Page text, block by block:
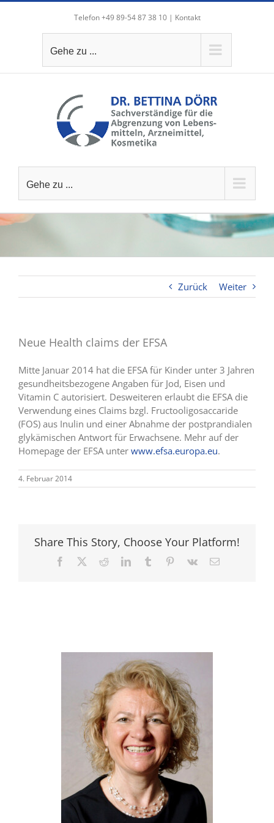
Telefon +49 89-54 87 38 10 | Kontakt
Gehe zu ...
Gehe zu ...
Zurück Weiter
Neue Health claims der EFSA
Mitte Januar 2014 hat die EFSA für Kinder unter 3 Jahren
gesundheitsbezogene Angaben für Jod, Eisen und
Vitamin C autorisiert. Desweiteren erlaubt die EFSA die
Verwendung eines Claims bzgl. Fructooligosaccaride
(FOS) aus Inulin und einer Abnahme der postprandialen
glykämischen Antwort für Erwachsene. Mehr auf der
Homepage der EFSA unter www.efsa.europa.eu.
4. Februar 2014
Share This Story, Choose Your Platform!
Facebook RedditLinkedInTumblr Pinterest
Vk
E-